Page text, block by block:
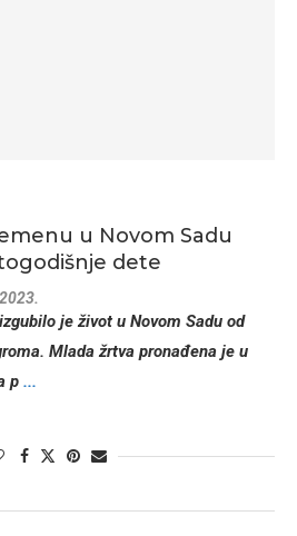
u Novom Sadu
dete
je život u Novom Sadu od
Mlada žrtva pronađena je u
p ...